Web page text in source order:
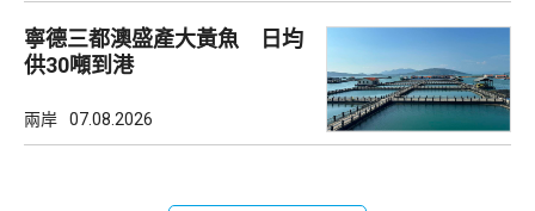
寧德三都澳盛產大黃魚 日均
供30噸到港
兩岸 07.08.2026